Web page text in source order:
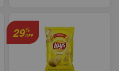
29%
OFF